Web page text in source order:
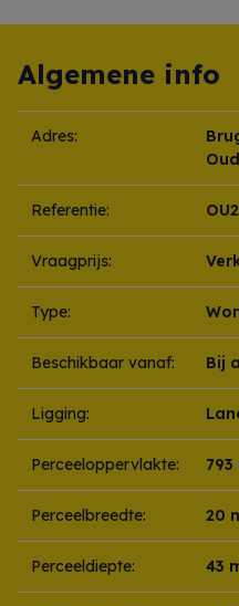
Algemene info
Adres:
Referentie:
Vraagprijs:
Type:
Beschikbaar vanaf: Bij
Ligging:
Perceeloppervlakte: 793
Perceelbreedte: 20
Perceeldiepte: 43